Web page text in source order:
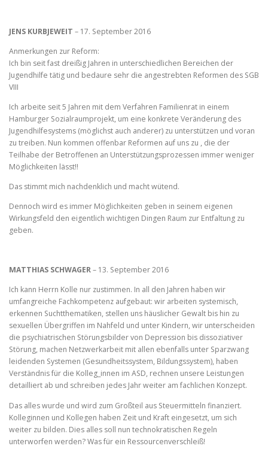
JENS KURBJEWEIT – 17. September 2016
Anmerkungen zur Reform:
Ich bin seit fast dreißig Jahren in unterschiedlichen Bereichen der
Jugendhilfe tätig und bedaure sehr die angestrebten Reformen des SGB
VIII
Ich arbeite seit 5 Jahren mit dem Verfahren Familienrat in einem
Hamburger Sozialraumprojekt, um eine konkrete Veränderung des
Jugendhilfesystems (möglichst auch anderer) zu unterstützen und voran
zu treiben. Nun kommen offenbar Reformen auf uns zu , die der
Teilhabe der Betroffenen an Unterstützungsprozessen immer weniger
Möglichkeiten lässt!!
Das stimmt mich nachdenklich und macht wütend.
Dennoch wird es immer Möglichkeiten geben in seinem eigenen
Wirkungsfeld den eigentlich wichtigen Dingen Raum zur Entfaltung zu
geben.
MATTHIAS SCHWAGER– 13. September 2016
Ich kann Herrn Kolle nur zustimmen. In all den Jahren haben wir
umfangreiche Fachkompetenz aufgebaut: wir arbeiten systemisch,
erkennen Suchtthematiken, stellen uns häuslicher Gewalt bis hin zu
sexuellen Übergriffen im Nahfeld und unter Kindern, wir unterscheiden
die psychiatrischen Störungsbilder von Depression bis dissoziativer
Störung, machen Netzwerkarbeit mit allen ebenfalls unter Sparzwang
leidenden Systemen (Gesundheitssystem, Bildungssystem), haben
Verständnis für die Kolleg_innen im ASD, rechnen unsere Leistungen
detailliert ab und schreiben jedes Jahr weiter am fachlichen Konzept.
Das alles wurde und wird zum Großteil aus Steuermitteln finanziert.
Kolleginnen und Kollegen haben Zeit und Kraft eingesetzt, um sich
weiter zu bilden. Dies alles soll nun technokratischen Regeln
unterworfen werden? Was für ein Ressourcenverschleiß!